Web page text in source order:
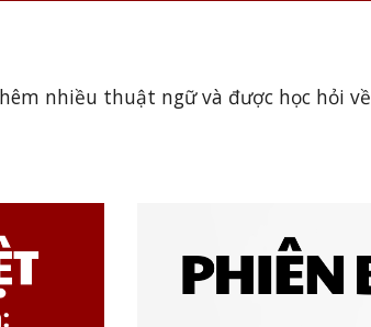
nhiều thuật ngữ và được học hỏi